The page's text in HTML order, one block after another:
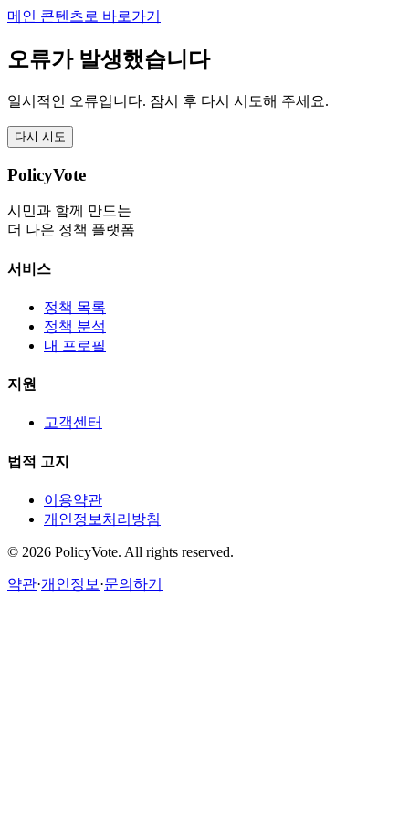
메인 콘텐츠로 바로가기
오류가 발생했습니다
일시적인 오류입니다. 잠시 후 다시 시도해 주세요.
다시 시도
PolicyVote
시민과 함께 만드는
더 나은 정책 플랫폼
서비스
정책 목록
정책 분석
내 프로필
지원
고객센터
법적 고지
이용약관
개인정보처리방침
© 2026 PolicyVote. All rights reserved.
약관·개인정보 ·문의하기